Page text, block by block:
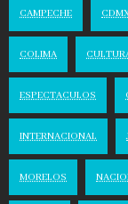
CAMPECHE
COLIMA
ESPECTACULOS
INTERNACIONAL
MORELOS